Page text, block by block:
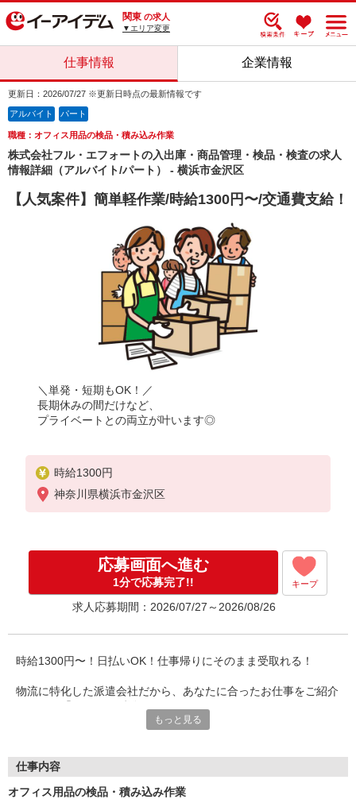
関東 の求人
▼エリア変更
仕事情報 企業情報
更新日：2026/07/27 ※更新日時点の最新情報です
アルバイト パート
職種：オフィス用品の検品・積み込み作業
株式会社フル・エフォートの入出庫・商品管理・検品・検査の求人
情報詳細（アルバイト/パート） - 横浜市金沢区
【人気案件】簡単軽作業/時給1300円〜/交通費支給！
＼単発・短期もOK！／
長期休みの間だけなど、
プライベートとの両立が叶います◎
時給1300円
神奈川県横浜市金沢区
応募画面へ進む
1分で応募完了!! キープ
求人応募期間：2026/07/27～2026/08/26
時給1300円〜！日払いOK！仕事帰りにそのまま受取れる！
物流に特化した派遣会社だから、あなたに合ったお仕事をご紹介
＿/＿/＿/＿/＿/＿/＿/＿/＿/＿/＿/＿/＿/＿/＿/＿/＿/＿/＿/スピード
＿/＿/＿/＿/＿/＿/＿/＿/＿/
もっと見る
仕事内容
オフィス用品の検品・積み込み作業